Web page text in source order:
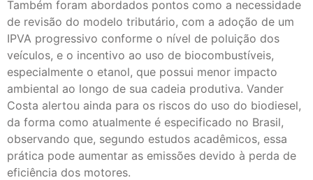
Também foram abordados pontos como a necessidade
de revisão do modelo tributário, com a adoção de um
IPVA progressivo conforme o nível de poluição dos
veículos, e o incentivo ao uso de biocombustíveis,
especialmente o etanol, que possui menor impacto
ambiental ao longo de sua cadeia produtiva. Vander
Costa alertou ainda para os riscos do uso do biodiesel,
da forma como atualmente é especificado no Brasil,
observando que, segundo estudos acadêmicos, essa
prática pode aumentar as emissões devido à perda de
eficiência dos motores.